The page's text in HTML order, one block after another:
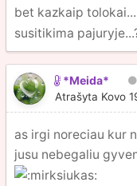
bet kazkaip tolokai...
susitikima
*Meida*
Atrašyta Kovo
as irgi noreciau kur
jusu nebegaliu